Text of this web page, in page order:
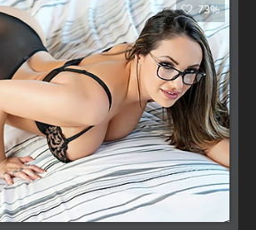
73%